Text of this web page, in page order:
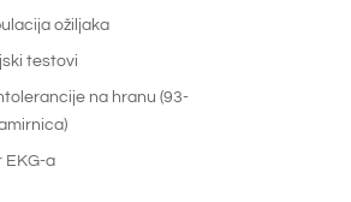
ožiljaka
testovi
na hranu (93-
EKG-a